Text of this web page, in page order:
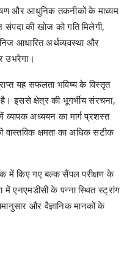
आधारित अर्थव्यवस्था और
उभरेगा।
यह सफलता भविष्य के विस्तृत
इससे क्षेत्र की भूगर्भीय संरचना,
अध्ययन का मार्ग प्रशस्त
वास्तविक क्षमता का अधिक सटीक
में किए गए बल्क सैंपल परीक्षण के
में एनएमडीसी के पन्ना स्थित स्ट्रांग
और वैज्ञानिक मानकों के